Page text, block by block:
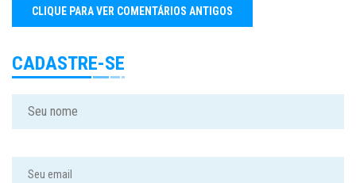
CADASTRE-SE